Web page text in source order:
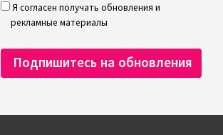
Я согласен получать обновления и
рекламные материалы